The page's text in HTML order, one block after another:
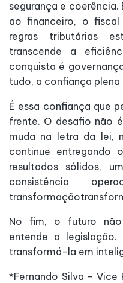
segurança e
ao financeiro, o
regras tributárias
transcende a
conquista é
tudo, a confiança
É essa confiança que
frente. O desafio não
muda na letra da lei,
continue entregando
resultados sólidos,
consistência
No fim, o futuro
entende a
transformá-la em
*Fernando Silva - Vice